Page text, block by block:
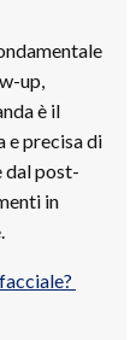
up,
è il
e precisa di
dal post-
in